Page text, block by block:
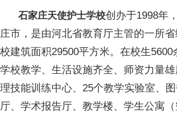
石家庄天使护士学校创办于1998年
庄市，是由河北省教育厅主管的一所
校建筑面积29500平方米。在校生5600
学校教学、生活设施齐全、师资力量
理技能训练中心、25个教学实验室、
厅、学术报告厅、教学楼、学生公寓